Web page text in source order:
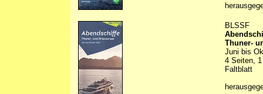
BLSSF
Thuner-
Juni bis
4 Seiten,
Faltblatt